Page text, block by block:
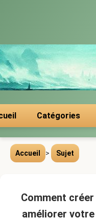
Catégories
Accueil > Sujet
Comment
améliorer votre